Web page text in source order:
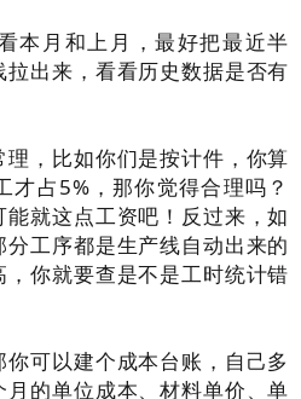
本月和上月，最好把最近半
出来，看看历史数据是否有
，比如你们是按计件，你算
才占5%，那你觉得合理吗？
就这点工资吧！反过来，如
工序都是生产线自动出来的
你就要查是不是工时统计错
可以建个成本台账，自己多
的单位成本、材料单价、单